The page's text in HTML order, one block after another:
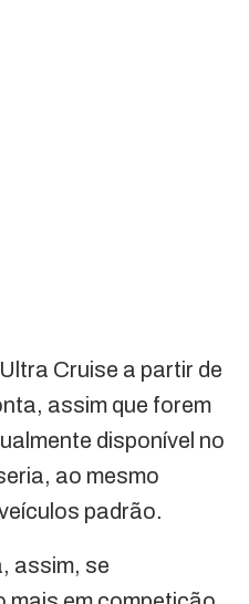
Cruise a partir de
assim que forem
disponível no
ao mesmo
padrão.
assim, se